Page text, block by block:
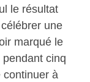
le résultat
une
marqué le
cinq
continuer à